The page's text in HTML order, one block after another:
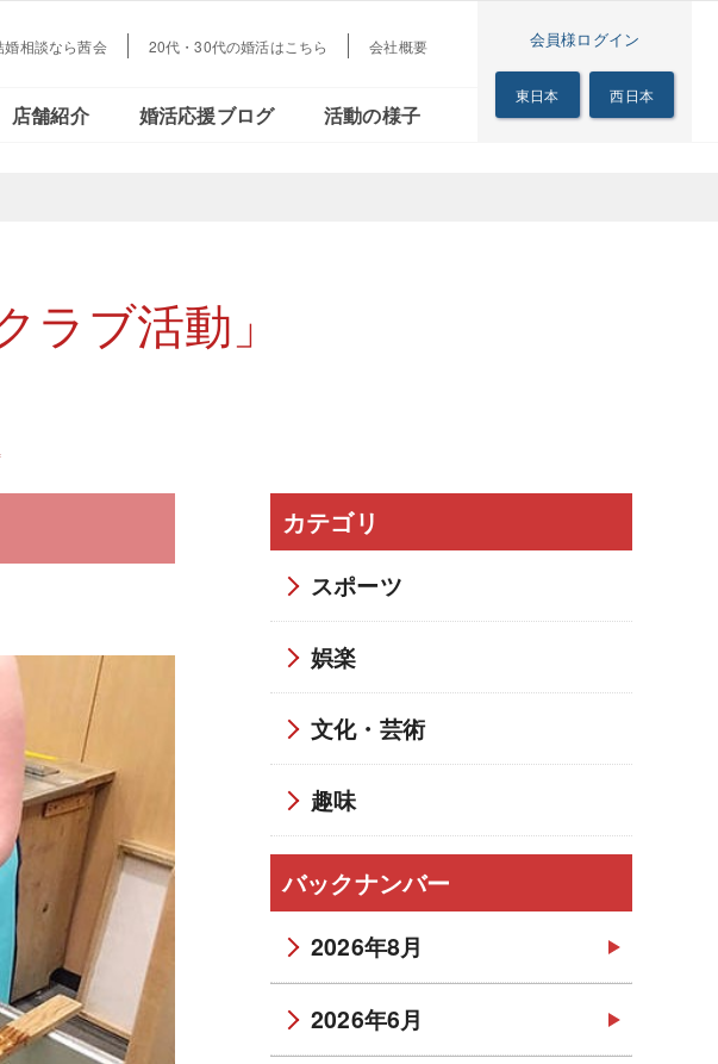
相談なら茜会 20代・30代の婚活はこちら 会社概要 会員様ログイン
東日本 西日本
店舗紹介 婚活応援ブログ 活動の様子
シニアの恋の歩き方
ラブ活動」
カテゴリ
スポーツ
娯楽
文化・芸術
趣味
バックナンバー
2026年8月
2026年6月